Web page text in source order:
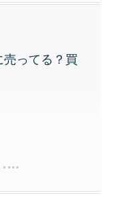
売ってる？買